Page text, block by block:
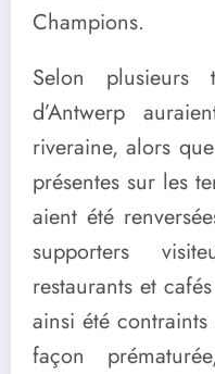
Champions.
Selon plusieurs
d’Antwerp
riveraine, alors
présentes sur les
aient été
supporters
restaurants et
ainsi été
façon